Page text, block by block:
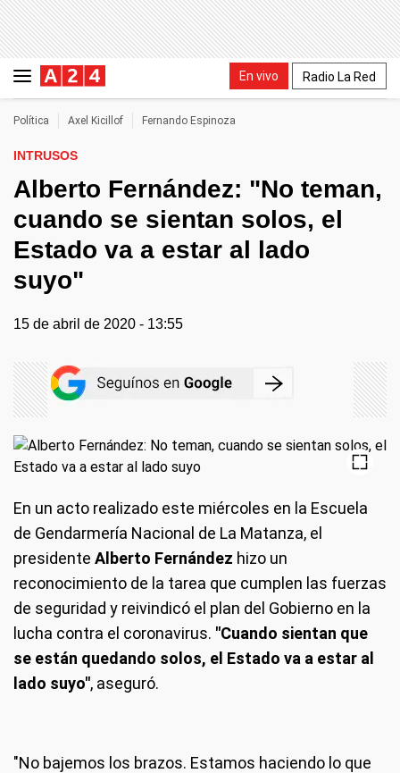
En vivo Radio La Red
Política Axel Kicillof Fernando Espinoza
INTRUSOS
Alberto Fernández: "No teman,
cuando se sientan solos, el
Estado va a estar al lado
suyo"
15 de abril de 2020 - 13:55
En un acto realizado este miércoles en la Escuela
de Gendarmería Nacional de La Matanza, el
presidente Alberto Fernández hizo un
reconocimiento de la tarea que cumplen las fuerzas
de seguridad y reivindicó el plan del Gobierno en la
lucha contra el coronavirus. "Cuando sientan que
se están quedando solos, el Estado va a estar al
lado suyo", aseguró.
"No bajemos los brazos. Estamos haciendo lo que